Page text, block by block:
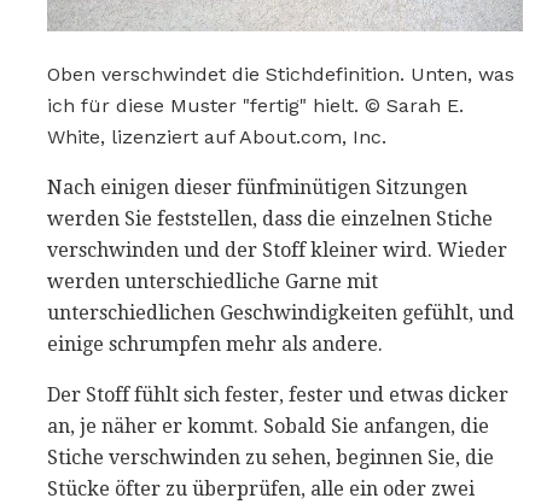
Oben verschwindet die Stichdefinition. Unten, was
ich für diese Muster "fertig" hielt. © Sarah E.
White, lizenziert auf About.com, Inc.
Nach einigen dieser fünfminütigen Sitzungen
werden Sie feststellen, dass die einzelnen Stiche
verschwinden und der Stoff kleiner wird. Wieder
werden unterschiedliche Garne mit
unterschiedlichen Geschwindigkeiten gefühlt, und
einige schrumpfen mehr als andere.
Der Stoff fühlt sich fester, fester und etwas dicker
an, je näher er kommt. Sobald Sie anfangen, die
Stiche verschwinden zu sehen, beginnen Sie, die
Stücke öfter zu überprüfen, alle ein oder zwei